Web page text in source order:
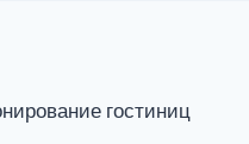
гостиниц